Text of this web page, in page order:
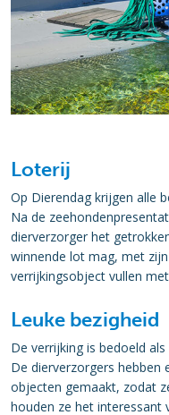
Loterij
Op Dierendag krijgen alle
Na de
dierverzorger het
winnende lot mag, met
verrijkingsobject vullen
Leuke bezigheid
De verrijking is bedoeld
De dierverzorgers hebben
objecten gemaakt, zodat
houden ze het interessant